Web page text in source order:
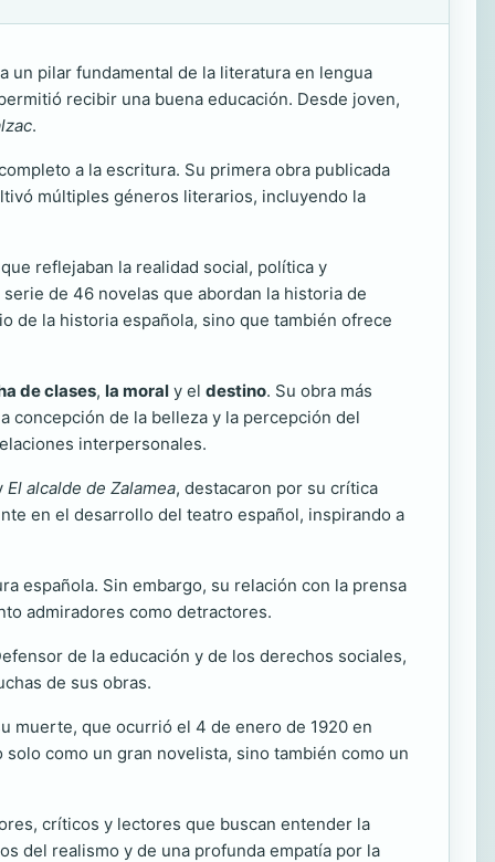
un pilar fundamental de la literatura en lengua
recibir una buena educación. Desde joven,
.
a la escritura. Su primera obra publicada
múltiples géneros literarios, incluyendo la
reflejaban la realidad social, política y
serie de 46 novelas que abordan la historia de
de la historia española, sino que también ofrece
de clases, la moral y el destino. Su obra más
concepción de la belleza y la percepción del
interpersonales.
El alcalde de Zalamea, destacaron por su crítica
en el desarrollo del teatro español, inspirando a
española. Sin embargo, su relación con la prensa
admiradores como detractores.
de la educación y de los derechos sociales,
de sus obras.
muerte, que ocurrió el 4 de enero de 1920 en
como un gran novelista, sino también como un
críticos y lectores que buscan entender la
del realismo y de una profunda empatía por la